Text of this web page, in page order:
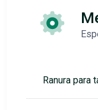
Ranura para